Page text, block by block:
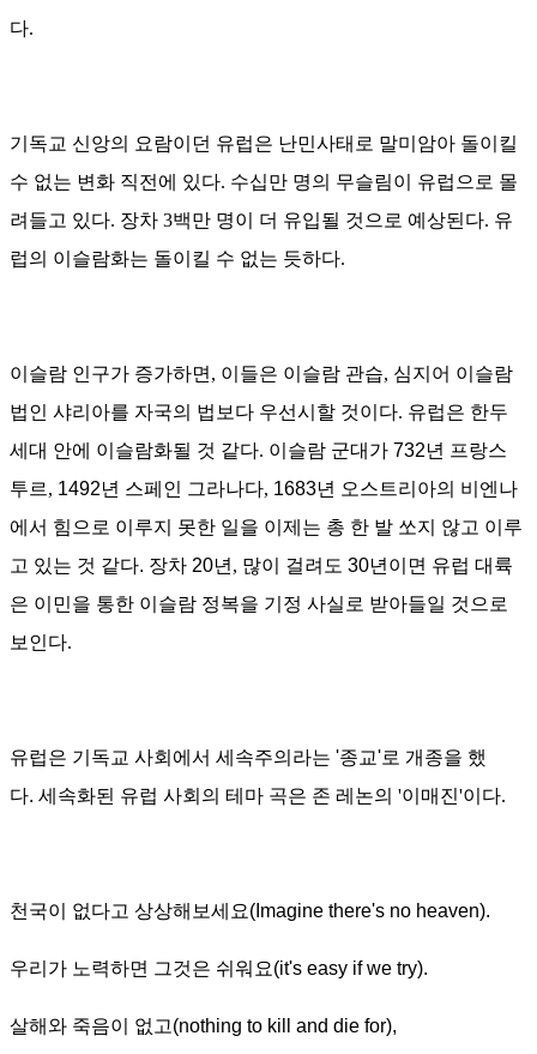
다.
기독교 신앙의 요람이던 유럽은 난민사태로 말미암아 돌이킬
수 없는 변화 직전에 있다. 수십만 명의 무슬림이 유럽으로 몰
려들고 있다. 장차 3백만 명이 더 유입될 것으로 예상된다. 유
럽의 이슬람화는 돌이킬 수 없는 듯하다.
이슬람 인구가 증가하면, 이들은 이슬람 관습, 심지어 이슬람
법인 샤리아를 자국의 법보다 우선시할 것이다. 유럽은 한두
세대 안에 이슬람화될 것 같다. 이슬람 군대가 732년 프랑스
투르, 1492년 스페인 그라나다, 1683년 오스트리아의 비엔나
에서 힘으로 이루지 못한 일을 이제는 총 한 발 쏘지 않고 이루
고 있는 것 같다. 장차 20년, 많이 걸려도 30년이면 유럽 대륙
은 이민을 통한 이슬람 정복을 기정 사실로 받아들일 것으로
보인다.
유럽은 기독교 사회에서 세속주의라는 '종교'로 개종을 했
다. 세속화된 유럽 사회의 테마 곡은 존 레논의 '이매진'이다.
천국이 없다고 상상해보세요(Imagine there's no heaven).
우리가 노력하면 그것은 쉬워요(it's easy if we try).
살해와 죽음이 없고(nothing to kill and die for),